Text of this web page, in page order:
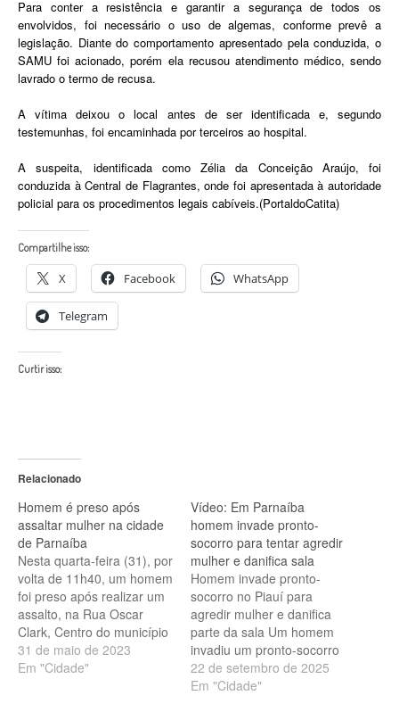
Para conter a resistência e garantir a segurança de todos os
envolvidos, foi necessário o uso de algemas, conforme prevê a
legislação. Diante do comportamento apresentado pela conduzida, o
SAMU foi acionado, porém ela recusou atendimento médico, sendo
lavrado o termo de recusa.
A vítima deixou o local antes de ser identificada e, segundo
testemunhas, foi encaminhada por terceiros ao hospital.
A suspeita, identificada como Zélia da Conceição Araújo, foi
conduzida à Central de Flagrantes, onde foi apresentada à autoridade
policial para os procedimentos legais cabíveis.(PortaldoCatita)
Compartilhe isso:
X Facebook WhatsApp
Telegram
Curtir isso:
Relacionado
Homem é preso após
assaltar mulher na cidade
de Parnaíba
Nesta quarta-feira (31), por
volta de 11h40, um homem
foi preso após realizar um
assalto, na Rua Oscar
Clark, Centro do município
de Parnaíba, litoral do
Piauí. Homem é preso
31 de maio de 2023
Em "Cidade"
Vídeo: Em Parnaíba
homem invade pronto-
socorro para tentar agredir
mulher e danifica sala
Homem invade pronto-
socorro no Piauí para
agredir mulher e danifica
parte da sala Um homem
invadiu um pronto-socorro
no sábado (20),
em Parnaíba, no litoral do
22 de setembro de 2025
Em "Cidade"